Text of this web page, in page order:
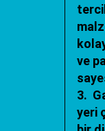
ve
3.
yeri